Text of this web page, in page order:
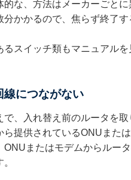
的な、方法はメーカーごと
かかるので、焦らず終了す
るスイッチ類もマニュアル
につながない
で、入れ替え前のルータを
ら提供されているONUまた
ONUまたはモデムからルー